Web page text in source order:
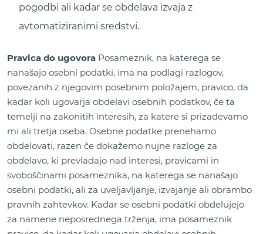
pogodbi ali kadar se obdelava izvaja z
avtomatiziranimi sredstvi.
Pravica do ugovora Posameznik, na katerega se
nanašajo osebni podatki, ima na podlagi razlogov,
povezanih z njegovim posebnim položajem, pravico, da
kadar koli ugovarja obdelavi osebnih podatkov, če ta
temelji na zakonitih interesih, za katere si prizadevamo
mi ali tretja oseba. Osebne podatke prenehamo
obdelovati, razen če dokažemo nujne razloge za
obdelavo, ki prevladajo nad interesi, pravicami in
svoboščinami posameznika, na katerega se nanašajo
osebni podatki, ali za uveljavljanje, izvajanje ali obrambo
pravnih zahtevkov. Kadar se osebni podatki obdelujejo
za namene neposrednega trženja, ima posameznik